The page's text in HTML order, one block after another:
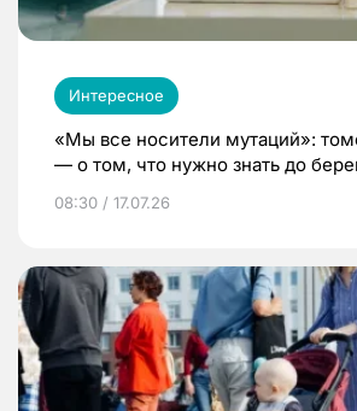
Интересное
«Мы все носители мутаций»:
— о том, что нужно знать до
08:30 / 17.07.26